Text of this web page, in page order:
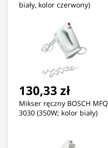
biały, kolor czerwony)
130,33 zł
Mikser ręczny BOSCH MFQ
3030 (350W; kolor biały)